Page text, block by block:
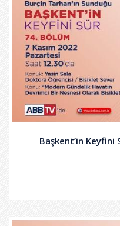
Başkent’in Keyfini